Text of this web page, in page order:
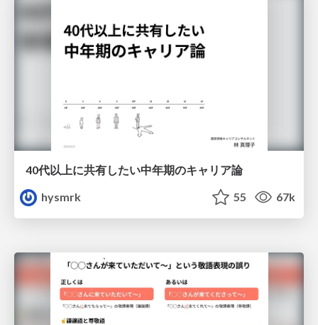
40代以上に共有したい中年期のキャリア論
hysmrk
55 67k